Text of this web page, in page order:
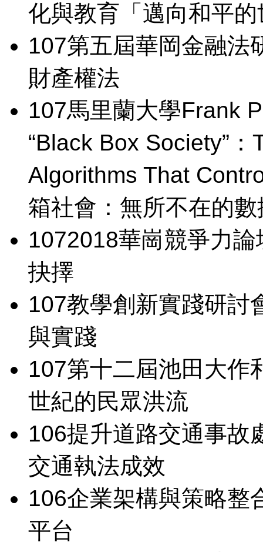
化與教育「邁向和平
107第五屆華岡金融法
財產權法
107馬里蘭大學Frank
“Black Box Society”
Algorithms That
箱社會：無所不在的
1072018華崗競爭力論
抉擇
107教學創新實踐研討
與實踐
107第十二屆池田大作
世紀的民眾洪流
106提升道路交通事故
交通執法成效
106企業架構與策略整
平台